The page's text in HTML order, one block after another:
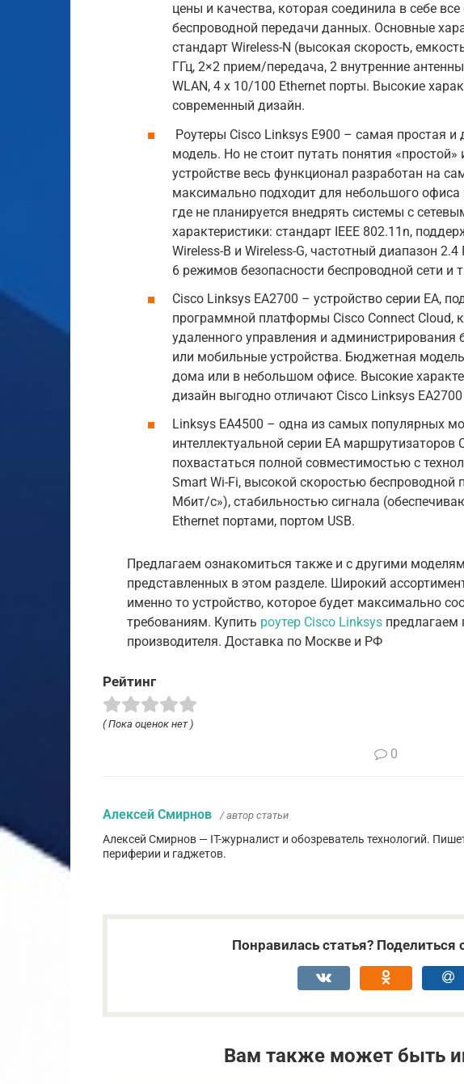
цены и качества, которая соединила в себе
беспроводной передачи данных. Основные
стандарт Wireless-N (высокая скорость,
ГГц, 2×2 прием/передача, 2 внутренние
WLAN, 4 x 10/100 Ethernet порты. Высокие
современный дизайн.
Роутеры Cisco Linksys E900 – самая простая и
модель. Но не стоит путать понятия
устройстве весь функционал разработан на
максимально подходит для небольшого
где не планируется внедрять системы с
характеристики: стандарт IEEE 802.11n,
Wireless-B и Wireless-G, частотный диапазон
6 режимов безопасности беспроводной сети и
Cisco Linksys EA2700 – устройство серии EA,
программной платформы Cisco Connect Cloud,
удаленного управления и администрирования
или мобильные устройства. Бюджетная
дома или в небольшом офисе. Высокие
дизайн выгодно отличают Cisco Linksys
Linksys EA4500 – одна из самых популярных
интеллектуальной серии EA маршрутизаторов
похвастаться полной совместимостью с
Smart Wi-Fi, высокой скоростью беспроводной
Мбит/с»), стабильностью сигнала
Ethernet портами, портом USB.
Предлагаем ознакомиться также и с другими
представленных в этом разделе. Широкий
именно то устройство, которое будет максимально
требованиям. Купить роутер Cisco Linksys предлагаем
производителя. Доставка по Москве и РФ
Рейтинг
( Пока оценок нет )
0
Алексей Смирнов / автор статьи
Алексей Смирнов — IT-журналист и обозреватель технологий.
периферии и гаджетов.
Понравилась статья? Поделиться
Вам также может быть